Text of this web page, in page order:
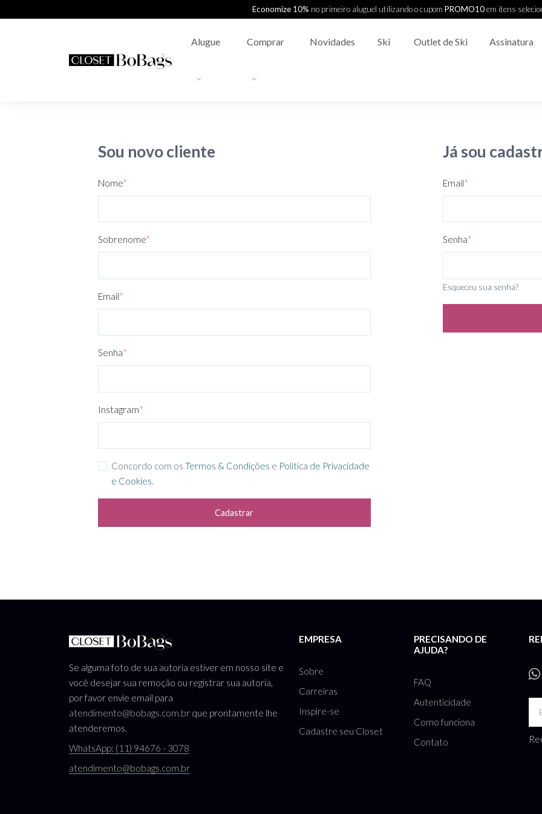
Economize 10% no primeiro aluguel utilizando o cupom PROMO10em itens
Alugue Comprar Novidades Ski Outlet de Ski Assinatura
Sou novo cliente
Nome*
Sobrenome*
Email*
Senha*
Instagram*
Concordo com osTermos & Condições e Política de Privacidade
e Cookies.
Cadastrar
Já sou
Email*
Senha*
Esqueceu sua senha?
Se alguma foto de sua autoria estiver em nosso site e
você desejar sua remoção ou registrar sua autoria,
por favor envie email para
atendimento@bobags.com.br que prontamente lhe
atenderemos.
WhatsApp: (11) 94676 - 3078
atendimento@bobags.com.br
EMPRESA
Sobre
Carreiras
Inspire-se
Cadastre seu Closet
PRECISANDO DE
AJUDA?
FAQ
Autenticidade
Como funciona
Contato